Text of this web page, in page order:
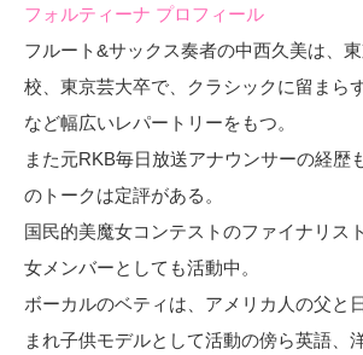
フォルティーナ プロフィール
フルート&サックス奏者の中西久美は、
校、東京芸大卒で、クラシックに留まら
など幅広いレパートリーをもつ。
また元RKB毎日放送アナウンサーの経歴
のトークは定評がある。
国民的美魔女コンテストのファイナリス
女メンバーとしても活動中。
ボーカルのベティは、アメリカ人の父と
まれ子供モデルとして活動の傍ら英語、